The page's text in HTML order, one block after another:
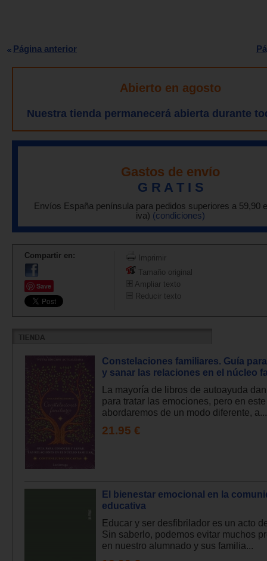
Página anterior
Abierto en agosto
Nuestra tienda permanecerá abierta durante
Gastos de envío
G R A T I S
Envíos España península para pedidos superiores a 59,90
iva) (condiciones)
Compartir en:
Save
Imprimir
Tamaño original
Ampliar texto
Reducir texto
Constelaciones familiares. Guía
y sanar las relaciones en el núcleo
La mayoría de libros de autoayuda
para tratar las emociones, pero en
abordaremos de un modo diferente, a...
21.95 €
El bienestar emocional en la
educativa
Educar y ser desfibrilador es un acto
Sin saberlo, podemos evitar muchos
en nuestro alumnado y sus familia...